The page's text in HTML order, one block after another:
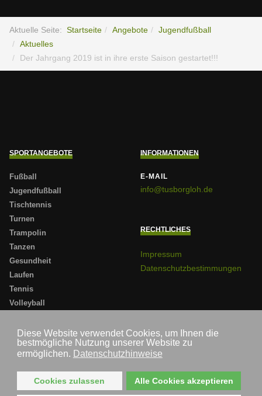
Diese Website verwendet Cookies, um Ihnen die
bestmögliche Nutzung unserer Website zu
ermöglichen. Datenschutzhinweise
Cookies zulassen Alle Cookies akzeptieren
Aktuelle Seite: Startseite Angebote
Jugendfußball
Aktuelles
Der Jahrgang 2019 ist in ihre erste Saison gestartet!!!
SPORTANGEBOTE
Fußball
Jugendfußball
Tischtennis
Turnen
Trampolin
Tanzen
Gesundheit
Laufen
Tennis
Volleyball
Sportabzeichen
Darts
INFORMATIONEN
E-MAIL
info@tusborgloh.de
RECHTLICHES
Impressum
Datenschutzbestimmungen